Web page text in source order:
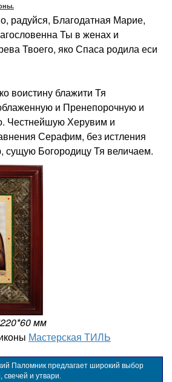
Благодатная Марие,
Ты в женах и
Твоего, яко Спаса родила еси
воистину блажити Тя
и Пренепорочную и
Честнейшую Херувим и
Серафим, без истления
Богородицу Тя величаем.
мм
Мастерская ТИЛЬ
Паломник предлагает широкий выбор
свечей и утвари.